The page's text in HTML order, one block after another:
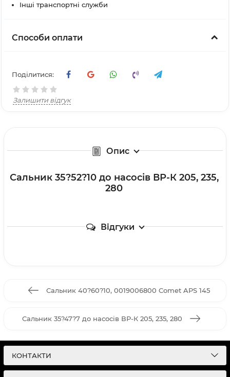
Інші транспортні служби
Способи оплати
Поділитися:
Залишити відгук
Опис
Сальник 35?52?10 до насосів ВР-К 205, 235,
280
Відгуки
Сальник 40?60?10, 0019006800 Comet APS 145
Сальник 35?47?7 до насосів ВР-К 205, 235, 280
КОНТАКТИ